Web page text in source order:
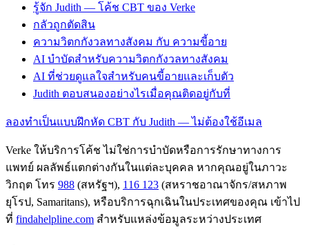
รู้จัก Judith — โค้ช CBT ของ Verke
กลัวถูกตัดสิน
ความวิตกกังวลทางสังคม กับ ความขี้อาย
AI บำบัดสำหรับความวิตกกังวลทางสังคม
AI ที่ช่วยดูแลใจสำหรับคนขี้อายและเก็บตัว
Judith ตอบสนองอย่างไรเมื่อคุณติดอยู่กับที่
ลองทำเป็นแบบฝึกหัด CBT กับ Judith — ไม่ต้องใช้อีเมล
Verke ให้บริการโค้ช ไม่ใช่การบำบัดหรือการรักษาทางการ
แพทย์ ผลลัพธ์แตกต่างกันในแต่ละบุคคล หากคุณอยู่ในภาวะ
วิกฤต โทร 988 (สหรัฐฯ), 116 123 (สหราชอาณาจักร/สหภาพ
ยุโรป, Samaritans), หรือบริการฉุกเฉินในประเทศของคุณ เข้าไป
ที่ findahelpline.com สำหรับแหล่งข้อมูลระหว่างประเทศ